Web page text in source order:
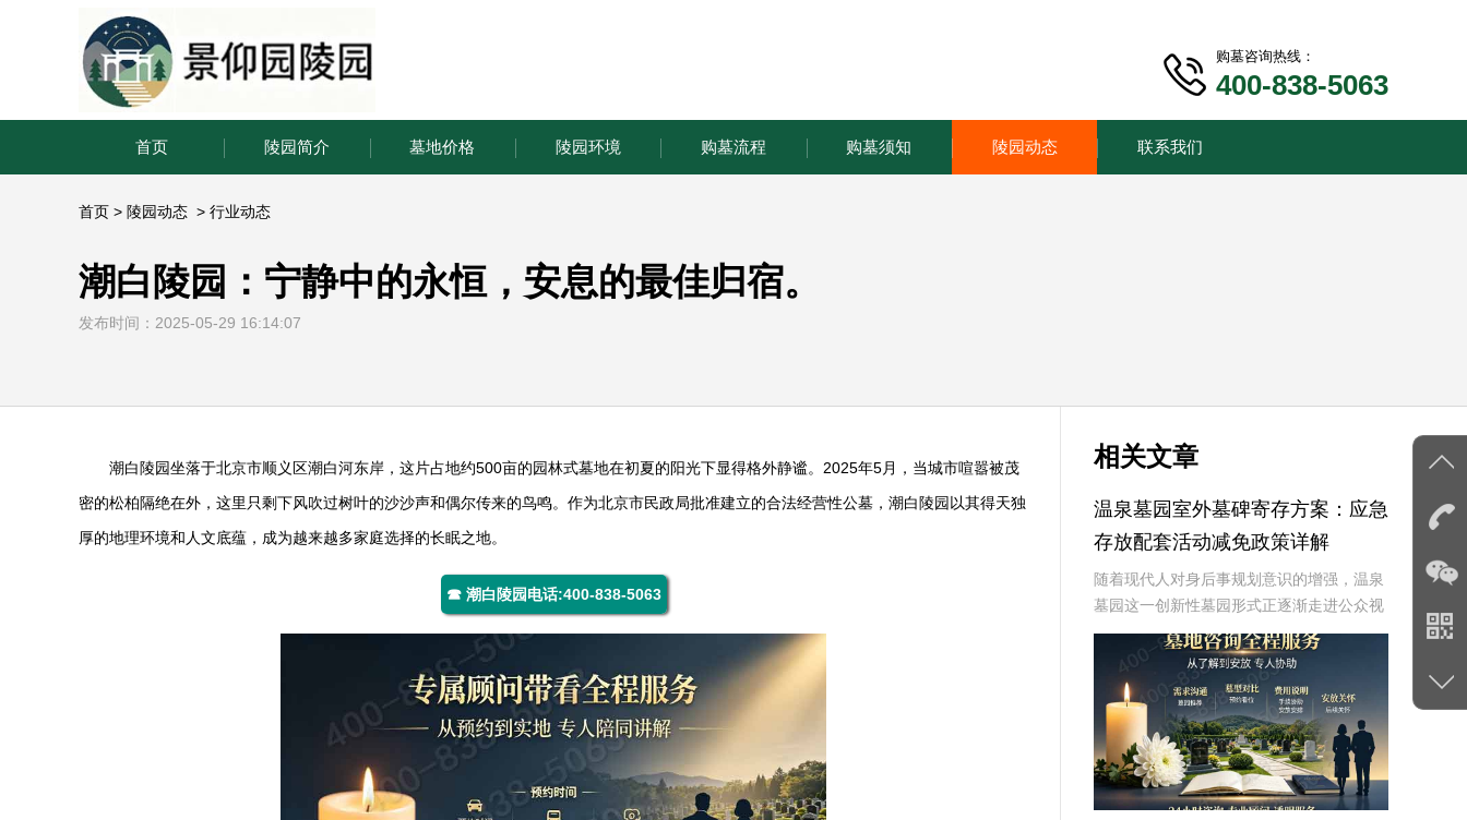
购墓咨询热线：
400-838-5063
首页 陵园简介 墓地价格 陵园环境 购墓流程 购墓须知 陵园动态 联系我们
首页 > 陵园动态 > 行业动态
潮白陵园：宁静中的永恒，安息的最佳归宿。
发布时间：2025-05-29 16:14:07
潮白陵园坐落于北京市顺义区潮白河东岸，这片占地约500亩的园林式墓地在初夏的阳光下显得格外静谧。2025年5月，当城市喧嚣被茂
密的松柏隔绝在外，这里只剩下风吹过树叶的沙沙声和偶尔传来的鸟鸣。作为北京市民政局批准建立的合法经营性公墓， 潮白陵园 以其得天独
厚的地理环境和人文底蕴，成为越来越多家庭选择的长眠之地。
☎ 潮白陵园电话:400-838-5063
相关文章
温泉墓园室外墓碑寄存方案：应急
存放配套活动减免政策详解
随着现代人对身后事规划意识的增强，温泉
墓园这一创新性墓园形式正逐渐走进公众视
野。温泉墓园不仅营造了宁静祥和的环境氛
围，更通过一系列贴心设施，如室外墓碑寄
存区、应急遗体临时存放服务等，为家属提
供极大便利